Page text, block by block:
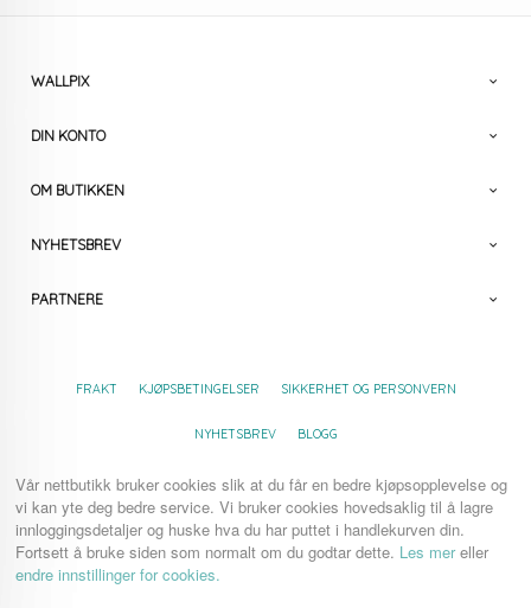
WALLPIX
DIN KONTO
OM BUTIKKEN
NYHETSBREV
PARTNERE
FRAKT KJØPSBETINGELSER SIKKERHET OG PERSONVERN
NYHETSBREV BLOGG
Vår nettbutikk bruker cookies slik at du får en bedre kjøpsopplevelse og
vi kan yte deg bedre service. Vi bruker cookies hovedsaklig til å lagre
innloggingsdetaljer og huske hva du har puttet i handlekurven din.
Fortsett å bruke siden som normalt om du godtar dette. Les mereller
endre innstillinger for cookies.